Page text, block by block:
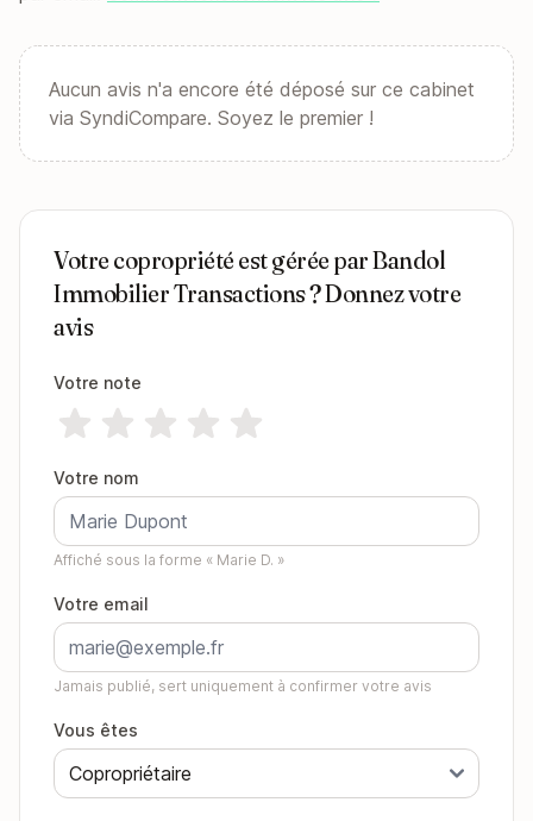
Aucun avis n'a encore été déposé sur ce cabinet
via SyndiCompare. Soyez le premier !
Votre copropriété est gérée par Bandol
Immobilier Transactions ? Donnez votre
avis
Votre note
Votre nom
Affiché sous la forme « Marie D. »
Votre email
Jamais publié, sert uniquement à confirmer votre avis
Vous êtes